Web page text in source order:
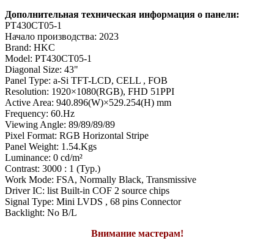
Дополнительная техническая информация о панели:
PT430CT05-1
Начало производства: 2023
Brand: HKC
Model: PT430CT05-1
Diagonal Size: 43"
Panel Type: a-Si TFT-LCD, CELL , FOB
Resolution: 1920×1080(RGB), FHD 51PPI
Active Area: 940.896(W)×529.254(H) mm
Frequency: 60.Hz
Viewing Angle: 89/89/89/89
Pixel Format: RGB Horizontal Stripe
Panel Weight: 1.54.Kgs
Luminance: 0 cd/m²
Contrast: 3000 : 1 (Typ.)
Work Mode: FSA, Normally Black, Transmissive
Driver IC: list Built-in COF 2 source chips
Signal Type: Mini LVDS , 68 pins Connector
Backlight: No B/L
Внимание мастерам!